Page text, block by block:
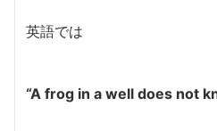
英語では
“A frog in a well does not